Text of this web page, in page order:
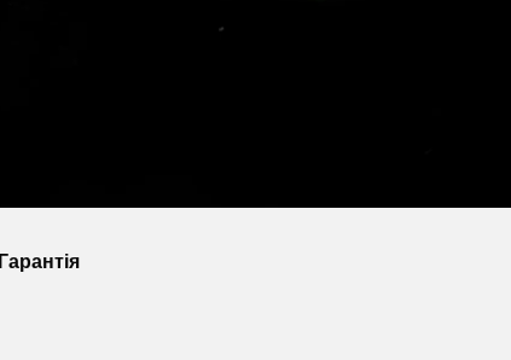
Гарантія